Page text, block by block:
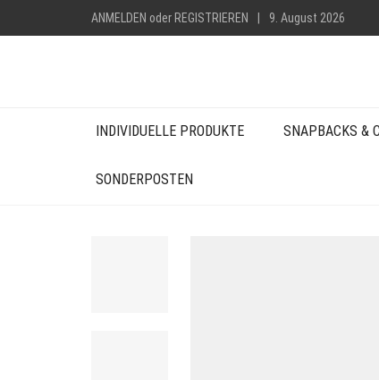
ANMELDEN oder REGISTRIEREN 9. August 2026
INDIVIDUELLE PRODUKTE SNAPBACKS &
SONDERPOSTEN